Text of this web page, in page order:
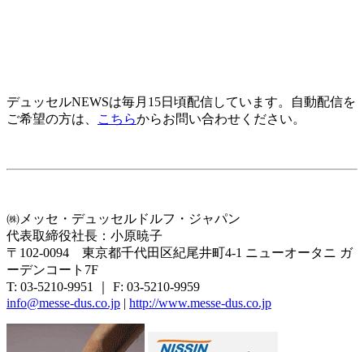
デュッセルNEWSは毎月15日頃配信しています。自動配信を
ご希望の方は、
こちらからお問い合わせください。
㈱メッセ・デュッセルドルフ・ジャパン
代表取締役社長：小原暁子
〒102-0094 東京都千代田区紀尾井町4-1 ニューオータニ ガ
ーデンコート7F
T: 03-5210-9951 ｜ F: 03-5210-9959
info@messe-dus.co.jp | http://www.messe-dus.co.jp